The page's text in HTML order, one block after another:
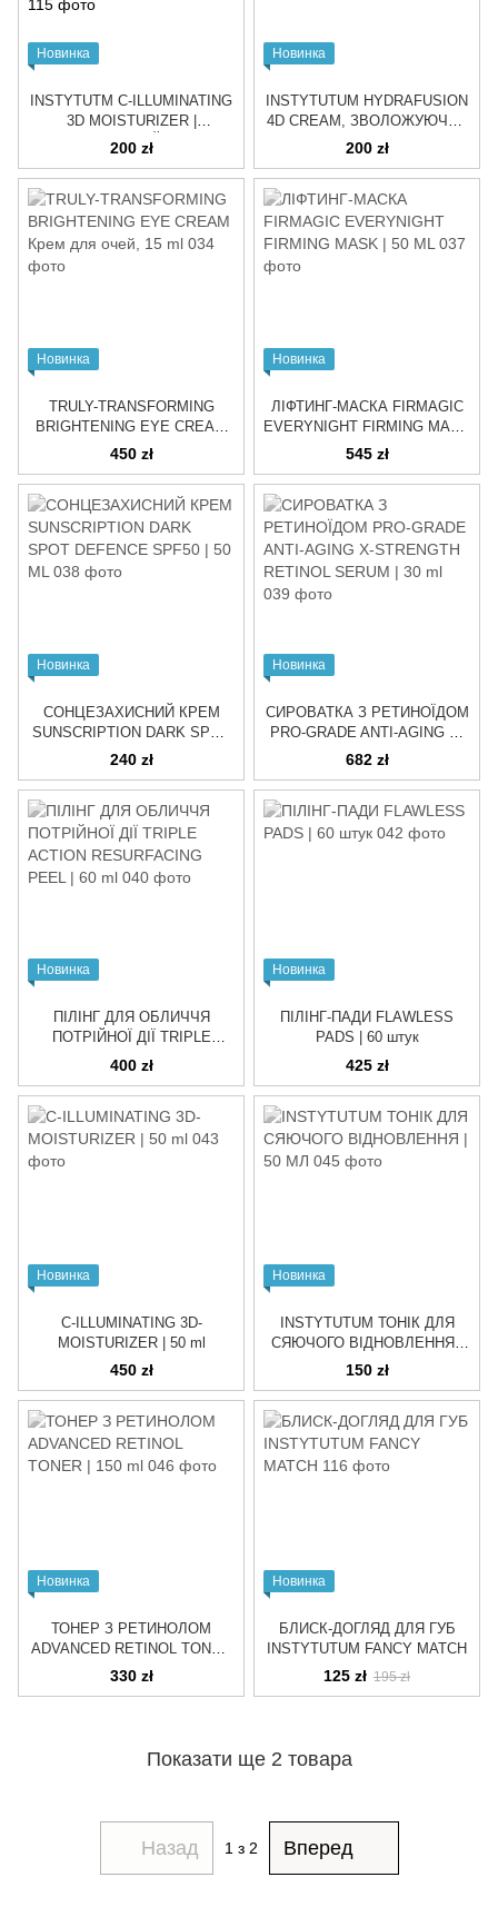
Новинка
INSTYTUTM C-ILLUMINATING
3D MOISTURIZER |
ЗВОЛОЖУЮЧИЙ КРЕМ З
200 zł
Новинка
INSTYTUTUM HYDRAFUSION
4D CREAM, ЗВОЛОЖУЮЧИЙ
КРЕМ З ГІАЛУРОНОВОЮ
200 zł
Новинка
TRULY-TRANSFORMING
BRIGHTENING EYE CREAM
Крем для очей, 15 ml
450 zł
Новинка
ЛІФТИНГ-МАСКА FIRMAGIC
EVERYNIGHT FIRMING MASK
| 50 ML
545 zł
Новинка
СОНЦЕЗАХИСНИЙ КРЕМ
SUNSCRIPTION DARK SPOT
DEFENCE SPF50 | 50 ML
240 zł
Новинка
СИРОВАТКА З РЕТИНОЇДОМ
PRO-GRADE ANTI-AGING X-
STRENGTH RETINOL SERUM
682 zł
Новинка
ПІЛІНГ ДЛЯ ОБЛИЧЧЯ
ПОТРІЙНОЇ ДІЇ TRIPLE
ACTION RESURFACING PEEL
400 zł
Новинка
ПІЛІНГ-ПАДИ FLAWLESS
PADS | 60 штук
425 zł
Новинка
C-ILLUMINATING 3D-
MOISTURIZER | 50 ml
450 zł
Новинка
INSTYTUTUM ТОНІК ДЛЯ
СЯЮЧОГО ВІДНОВЛЕННЯ |
50 МЛ
150 zł
Новинка
ТОНЕР З РЕТИНОЛОМ
ADVANCED RETINOL TONER
| 150 ml
330 zł
Новинка
БЛИСК-ДОГЛЯД ДЛЯ ГУБ
INSTYTUTUM FANCY MATCH
125 zł 195 zł
Показати ще 2 товара
Назад 1 з 2 Вперед